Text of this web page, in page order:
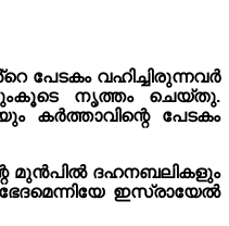
പേടകം വഹിച്ചിരുന്നവർ
നൃത്തം ചെയ്തു.
കർത്താവിന്റെ പേടകം
മുൻപിൽ ദഹനബലികളും
ഇസ്രായേൽ